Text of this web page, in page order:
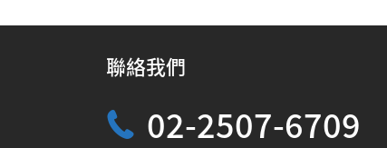
聯絡我們
02-2507-6709